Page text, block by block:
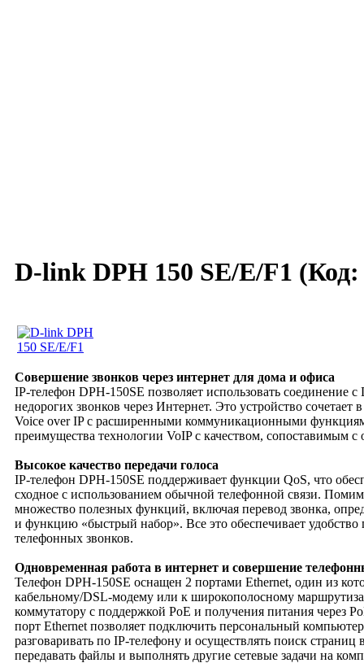
D-link DPH 150 SE/E/F1
Совершение звонков через интернет для дома и офиса
IP-телефон DPH-150SE позволяет использовать соединение
недорогих звонков через Интернет. Это устройство
Voice over IP с расширенными коммуникационными
преимущества технологии VoIP с качеством, сопоставимым
Высокое качество передачи голоса
IP-телефон DPH-150SE поддерживает функции QoS, что
сходное с использованием обычной телефонной связи.
множество полезных функций, включая перевод звонка,
и функцию «быстрый набор». Все это обеспечивает удобство
телефонных звонков.
Одновременная работа в интернет и совершение
Телефон DPH-150SE оснащен 2 портами Ethernet, один из
кабельному/DSL-модему или к широкополосному
коммутатору с поддержкой РоЕ и получения питания через
порт Ethernet позволяет подключить персональный
разговаривать по IP-телефону и осуществлять поиск
передавать файлы и выполнять другие сетевые задачи на